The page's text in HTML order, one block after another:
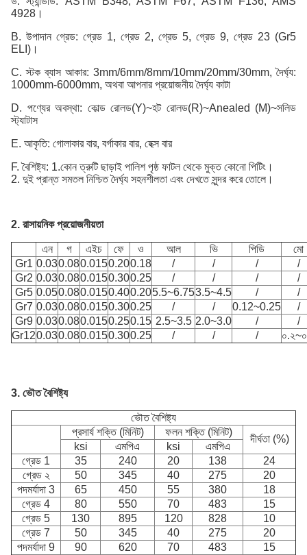
4928।
B. উপাদান গ্রেড: গ্রেড 1, গ্রেড 2, গ্রেড 5, গ্রেড 9, গ্রেড 23 (Gr5
ELI)।
C. স্টক ব্যাস আকার: 3mm/6mm/8mm/10mm/20mm/30mm, দৈর্ঘ্য:
1000mm-6000mm, অথবা আপনার প্রয়োজনীয় দৈর্ঘ্য কাটা
D. পণ্যের অবস্থা: কোল্ড রোলড(Y)~হট রোলড(R)~Anealed (M)~সলিড
স্ট্যাটাস
E. আকৃতি: গোলাকার বার, বর্গাকার বার, হেক্স বার
F. বৈশিষ্ট্য: 1.কোন ত্রুটি ছাড়াই পালিশ পৃষ্ঠ ফাটল থেকে মুক্ত কোনো পিটিং।
2. দুই প্রান্ত সমতল নিশ্চিত দৈর্ঘ্য সহনশীলতা এবং দেখতে সুন্দর করে তোলে।
2. রাসায়নিক প্রয়োজনীয়তা
এন গ এইচ ফে ও আল ভি পিডি
মো
Gr1 0.030.080.0150.200.18 / / /
/
Gr2 0.030.080.0150.300.25 / / /
/
Gr5 0.050.080.0150.400.205.5~6.753.5~4.5 /
/
Gr7 0.030.080.0150.300.25 / / 0.12~0.25
/
Gr9 0.030.080.0150.250.15 2.5~3.5 2.0~3.0 /
/
Gr120.030.080.0150.300.25 / / /
3. ভৌত বৈশিষ্ট্য
ভৌত বৈশিষ্ট্য
প্রসার্য শক্তি (মিনিট)
ফলন শক্তি (মিনিট)
দীর্ঘতা (%)
ksi এমপিএ ksi
এমপিএ
গ্রেড 1
35 240 20 138
24
গ্রেড ২
50 345 40 275
20
পদমর্যাদা 3
65 450 55 380
18
গ্রেড 4
80 550 70 483
15
গ্রেড 5
130 895 120 828
10
গ্রেড 7
50 345 40 275
20
পদমর্যাদা 9
90 620 70 483
15